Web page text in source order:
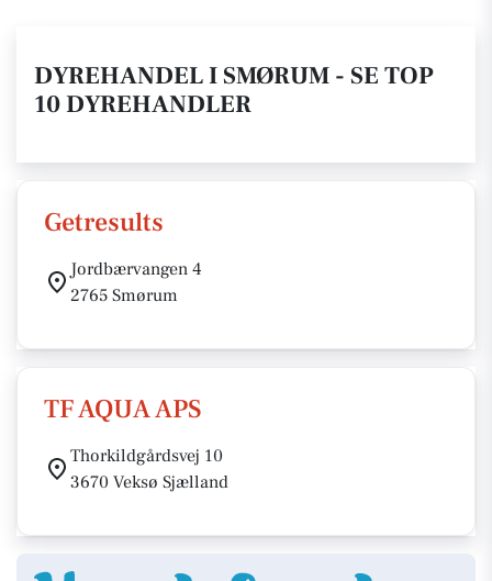
DYREHANDEL I SMØRUM - SE TOP
10 DYREHANDLER
Getresults
Jordbærvangen 4
2765 Smørum
TF AQUA APS
Thorkildgårdsvej 10
3670 Veksø Sjælland